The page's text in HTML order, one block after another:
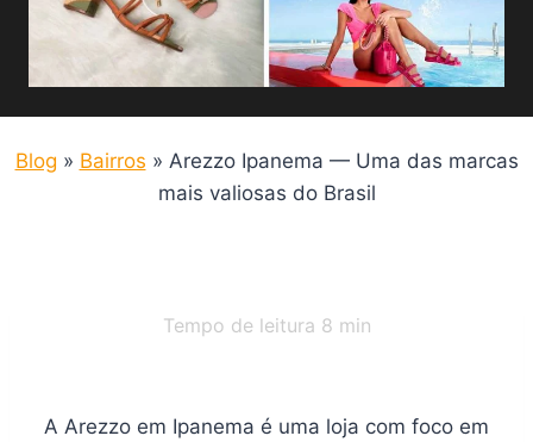
Blog » Bairros » Arezzo Ipanema — Uma das marcas
mais valiosas do Brasil
Tempo de leitura 8 min
A Arezzo em Ipanema é uma loja com foco em